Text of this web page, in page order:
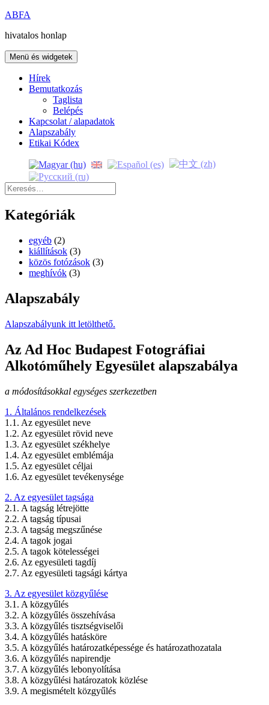
Kilépés
tartalomba
ABFA
hivatalos honlap
Menü és widgetek
Hírek
Bemutatkozás
Taglista
Belépés
Kapcsolat / alapadatok
Alapszabály
Etikai Kódex
Keresés:
Kategóriák
egyéb (2)
kiállítások (3)
közös fotózások (3)
meghívók (3)
Alapszabály
Alapszabályunk itt letölthető.
Az Ad Hoc Budapest Fotográfiai
Alkotóműhely Egyesület alapszabálya
a módosításokkal egységes szerkezetben
1. Általános rendelkezések
1.1. Az egyesület neve
1.2. Az egyesület rövid neve
1.3. Az egyesület székhelye
1.4. Az egyesület emblémája
1.5. Az egyesület céljai
1.6. Az egyesület tevékenysége
2. Az egyesület tagsága
2.1. A tagság létrejötte
2.2. A tagság típusai
2.3. A tagság megszűnése
2.4. A tagok jogai
2.5. A tagok kötelességei
2.6. Az egyesületi tagdíj
2.7. Az egyesületi tagsági kártya
3. Az egyesület közgyűlése
3.1. A közgyűlés
3.2. A közgyűlés összehívása
3.3. A közgyűlés tisztségviselői
3.4. A közgyűlés hatásköre
3.5. A közgyűlés határozatképessége és határozathozatala
3.6. A közgyűlés napirendje
3.7. A közgyűlés lebonyolítása
3.8. A közgyűlési határozatok közlése
3.9. A megismételt közgyűlés